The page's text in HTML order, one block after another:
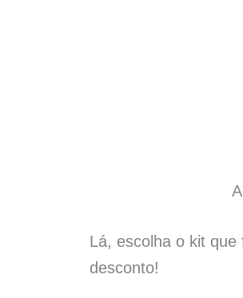
Lá, escolha o kit
desconto!